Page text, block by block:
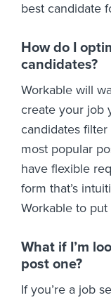
best candidate
How do I
candidates?
Workable will
create your job
candidates
most popular
have flexible
form that’s
Workable to
What if I’m
post one?
If you’re a job